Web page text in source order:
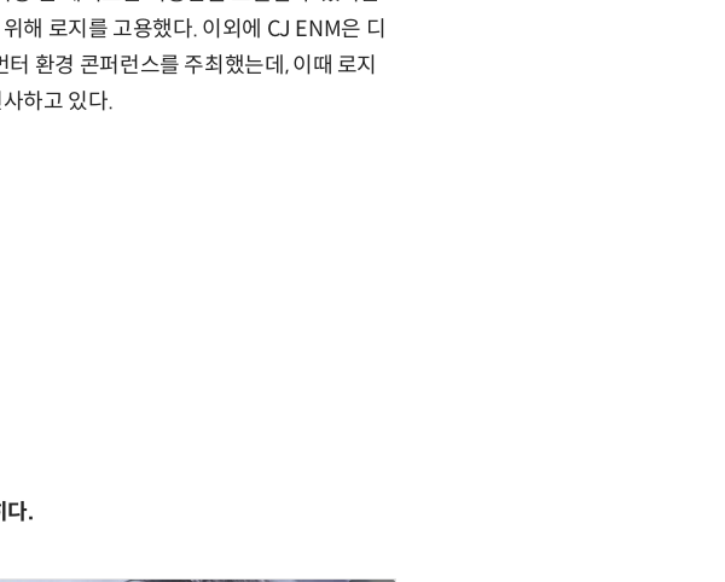
해 로지를 고용했다. 이외에 CJ ENM은 디
환경 콘퍼런스를 주최했는데, 이때 로지
하고 있다.
다.